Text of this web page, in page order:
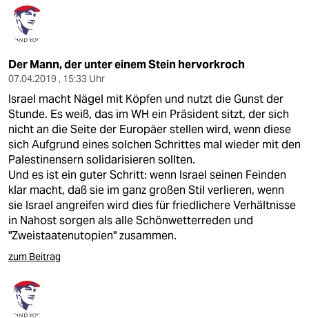
Der Mann, der unter einem Stein hervorkroch
07.04.2019 , 15:33 Uhr
Israel macht Nägel mit Köpfen und nutzt die Gunst der
Stunde. Es weiß, das im WH ein Präsident sitzt, der sich
nicht an die Seite der Europäer stellen wird, wenn diese
sich Aufgrund eines solchen Schrittes mal wieder mit den
Palestinensern solidarisieren sollten.
Und es ist ein guter Schritt: wenn Israel seinen Feinden
klar macht, daß sie im ganz großen Stil verlieren, wenn
sie Israel angreifen wird dies für friedlichere Verhältnisse
in Nahost sorgen als alle Schönwetterreden und
"Zweistaatenutopien" zusammen.
zum Beitrag